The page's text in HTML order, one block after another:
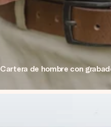
Cartera de hombre con